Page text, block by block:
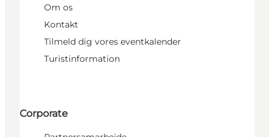
Om os
Kontakt
Tilmeld dig vores eventkalender
Turistinformation
Corporate